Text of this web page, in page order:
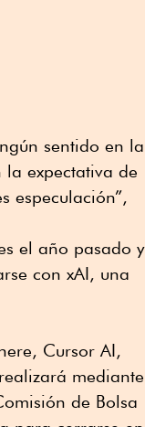
sentido en la
la expectativa de
especulación”,
el año pasado y
con xAI, una
Cursor AI,
mediante
de Bolsa